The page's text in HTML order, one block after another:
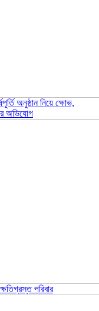
অনুষ্ঠান নিয়ে ক্ষোভ,
অভিযোগ
পরিবার